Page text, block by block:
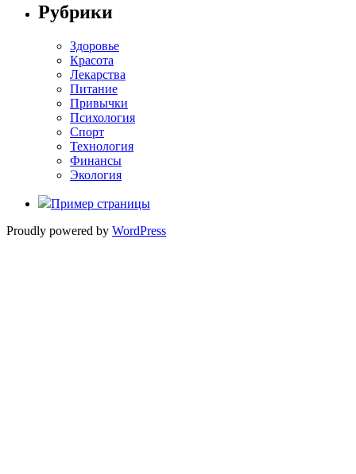
Рубрики
Здоровье
Красота
Лекарства
Питание
Привычки
Психология
Спорт
Технология
Финансы
Экология
Пример страницы
Proudly powered by WordPress